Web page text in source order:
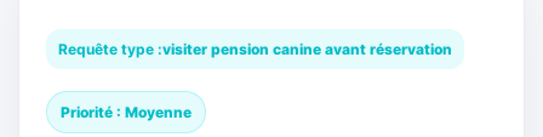
Requête type :visiter pension canine avant réservation
Priorité : Moyenne